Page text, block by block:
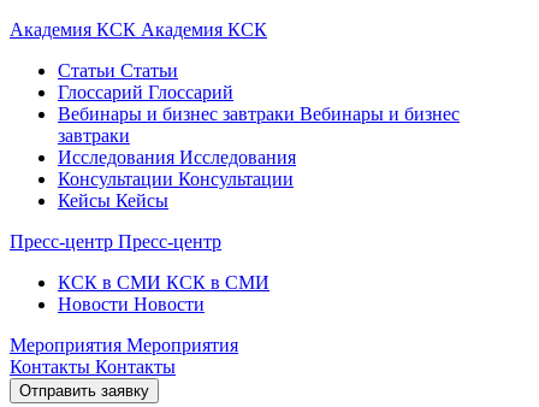
Академия КСК Академия КСК
Статьи Статьи
Глоссарий Глоссарий
Вебинары и бизнес завтраки Вебинары и бизнес
завтраки
Исследования Исследования
Консультации Консультации
Кейсы Кейсы
Пресс-центр Пресс-центр
КСК в СМИ КСК в СМИ
Новости Новости
Мероприятия Мероприятия
Контакты Контакты
Отправить заявку